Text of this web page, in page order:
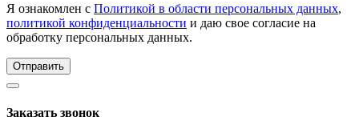
Я ознакомлен с Политикой в области персональных данных,
политикой конфиденциальности и даю свое согласие на
обработку персональных данных.
Отправить
Заказать звонок